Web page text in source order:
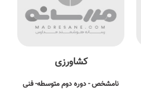
کشاورزی
نامشخص - دوره دوم متوسطه- فنی